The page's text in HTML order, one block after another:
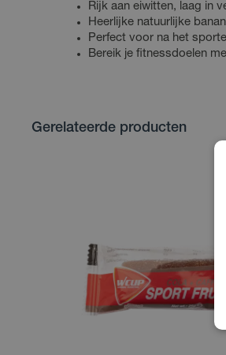
Rijk aan eiwitten, laag in
Heerlijke natuurlijke
Perfect voor na het
Bereik je fitnessdoelen
Gerelateerde producten